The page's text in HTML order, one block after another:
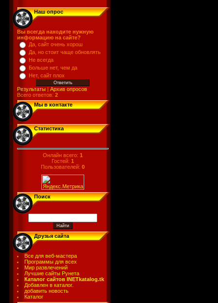
Наш опрос
Вы всегда находите нужную
информацию на сайте?
Да, сайт очень хорош
Да, но стоит чаще обновлять
Не всегда
Больше нет, чем да
Нет, сайт плох
Результаты | Архив опросов
Всего ответов: 2
Мы в контакте
Статистика
Онлайн всего: 1
Гостей: 1
Пользователей: 0
Поиск
Друзья сайта
Все для веб-мастера
Программы для всех
Мир развлечений
Лучшие сайты Рунета
Каталог сайтов INETkatalog.tk
Добавлен в каталог.
добавить новость
Каталог